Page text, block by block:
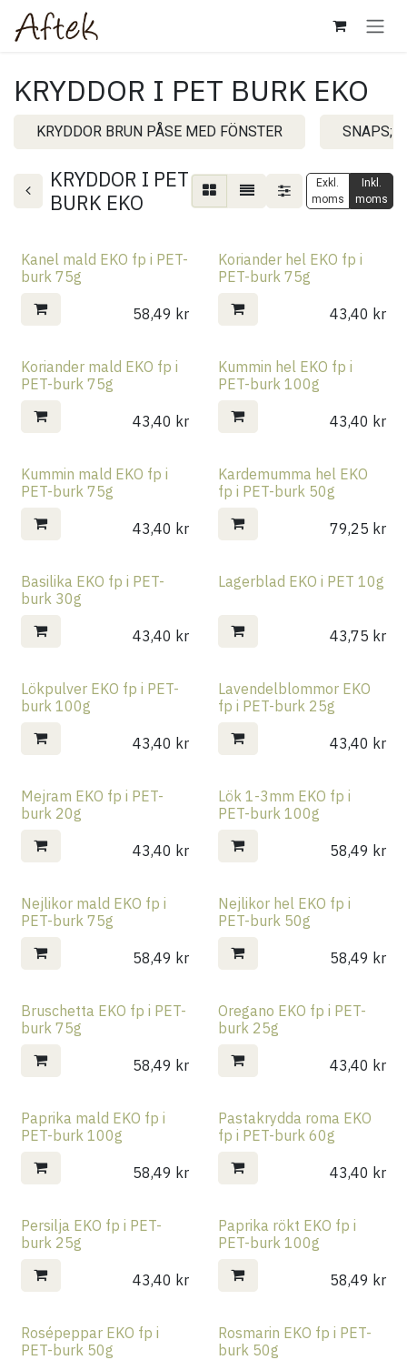
Hoppa till innehåll
KRYDDOR I PET BURK EKO
KRYDDOR BRUN PÅSE MED FÖNSTER SNAPS;
KRYDDOR I PET
BURK EKO
Exkl.
moms
Inkl.
moms
Kanel mald EKO fp i PET-
burk 75g
58,49 kr
Koriander hel EKO fp i
PET-burk 75g
43,40 kr
Koriander mald EKO fp i
PET-burk 75g
43,40 kr
Kummin hel EKO fp i
PET-burk 100g
43,40 kr
Kummin mald EKO fp i
PET-burk 75g
43,40 kr
Kardemumma hel EKO
fp i PET-burk 50g
79,25 kr
Basilika EKO fp i PET-
burk 30g
43,40 kr
Lagerblad EKO i PET 10g
43,75 kr
Lökpulver EKO fp i PET-
burk 100g
43,40 kr
Lavendelblommor EKO
fp i PET-burk 25g
43,40 kr
Mejram EKO fp i PET-
burk 20g
43,40 kr
Lök 1-3mm EKO fp i
PET-burk 100g
58,49 kr
Nejlikor mald EKO fp i
PET-burk 75g
58,49 kr
Nejlikor hel EKO fp i
PET-burk 50g
58,49 kr
Bruschetta EKO fp i PET-
burk 75g
58,49 kr
Oregano EKO fp i PET-
burk 25g
43,40 kr
Paprika mald EKO fp i
PET-burk 100g
58,49 kr
Pastakrydda roma EKO
fp i PET-burk 60g
43,40 kr
Persilja EKO fp i PET-
burk 25g
43,40 kr
Paprika rökt EKO fp i
PET-burk 100g
58,49 kr
Rosépeppar EKO fp i
PET-burk 50g
Rosmarin EKO fp i PET-
burk 50g